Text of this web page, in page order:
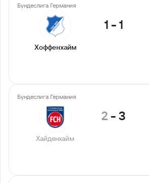
Бундеслига Германия
Хоффенхайм
1 -1
Бундеслига Германия
Хайденхайм
2-3